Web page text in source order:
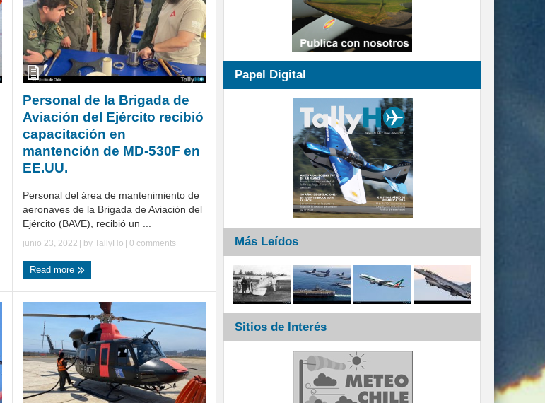
Personal de la Brigada de
Aviación del Ejército recibió
capacitación en
mantención de MD-530F en
EE.UU.
Personal del área de mantenimiento de
aeronaves de la Brigada de Aviación del
Ejército (BAVE), recibió un ...
junio 23, 2022 | by TallyHo 0 comments
Read more
Papel Digital
Más Leídos
Sitios de Interés